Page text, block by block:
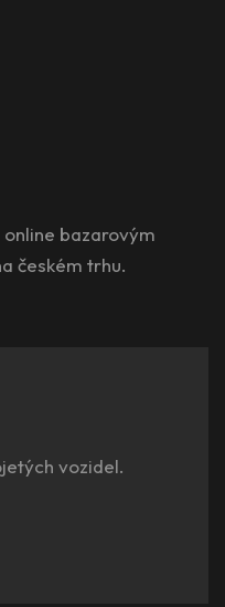
bazarovým
českém trhu.
vozidel.